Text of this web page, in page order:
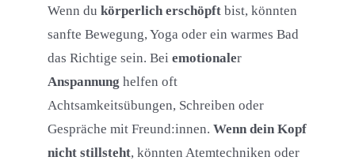
Wenn du körperlich erschöpftbist, könnten
sanfte Bewegung, Yoga oder ein warmes Bad
das Richtige sein. Bei emotionaler
Anspannung helfen oft
Achtsamkeitsübungen, Schreiben oder
Gespräche mit Freund:innen. Wenn dein Kopf
nicht stillsteht, könnten Atemtechniken oder